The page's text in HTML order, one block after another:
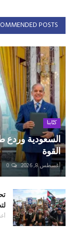
POSTS
كتّابنا
السعودية وردع
القوة
أغسطس 8, 2026 0